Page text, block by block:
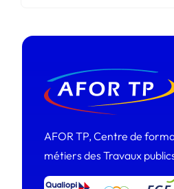
AFOR TP, Centre de
métiers des Travaux